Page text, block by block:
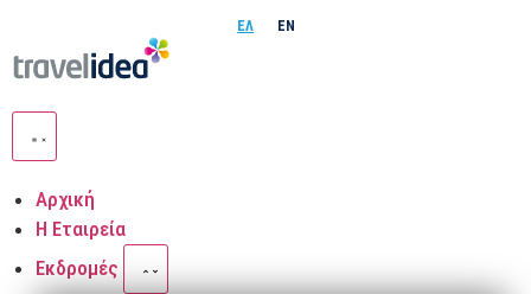
ΕΛ EN
Αρχική
Η Εταιρεία
Εκδρομές